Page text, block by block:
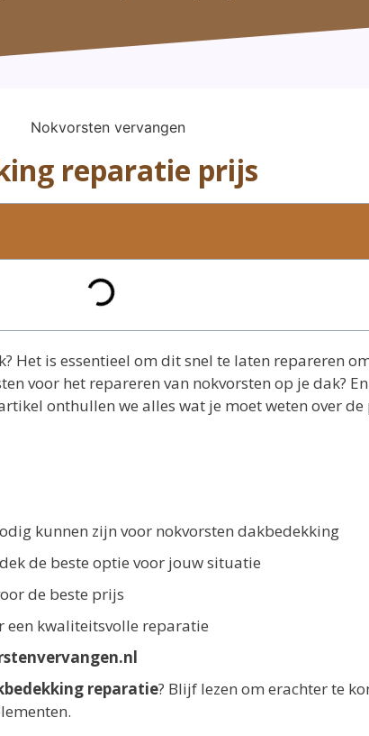
reparatie prijs
Het is essentieel om dit snel te laten repareren
voor het repareren van nokvorsten op je dak?
onthullen we alles wat je moet weten over de
kunnen zijn voor nokvorsten dakbedekking
de beste optie voor jouw situatie
de beste prijs
een kwaliteitsvolle reparatie
reparatie? Blijf lezen om erachter te